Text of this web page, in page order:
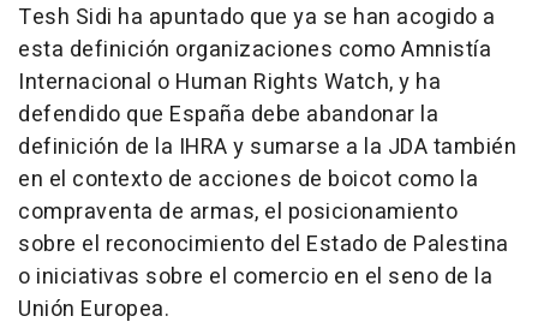
Tesh Sidi ha apuntado que ya se han acogido a
esta definición organizaciones como Amnistía
Internacional o Human Rights Watch, y ha
defendido que España debe abandonar la
definición de la IHRA y sumarse a la JDA también
en el contexto de acciones de boicot como la
compraventa de armas, el posicionamiento
sobre el reconocimiento del Estado de Palestina
o iniciativas sobre el comercio en el seno de la
Unión Europea.